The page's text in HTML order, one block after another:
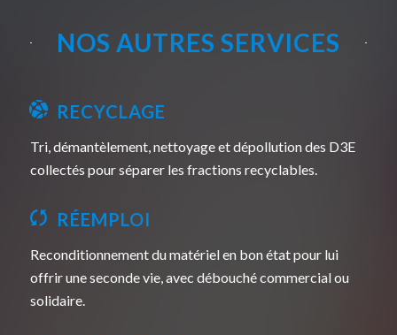
NOS AUTRES SERVICES
RECYCLAGE
Tri, démantèlement, nettoyage et dépollution des D3E
collectés pour séparer les fractions recyclables.
RÉEMPLOI
Reconditionnement du matériel en bon état pour lui
offrir une seconde vie, avec débouché commercial ou
solidaire.